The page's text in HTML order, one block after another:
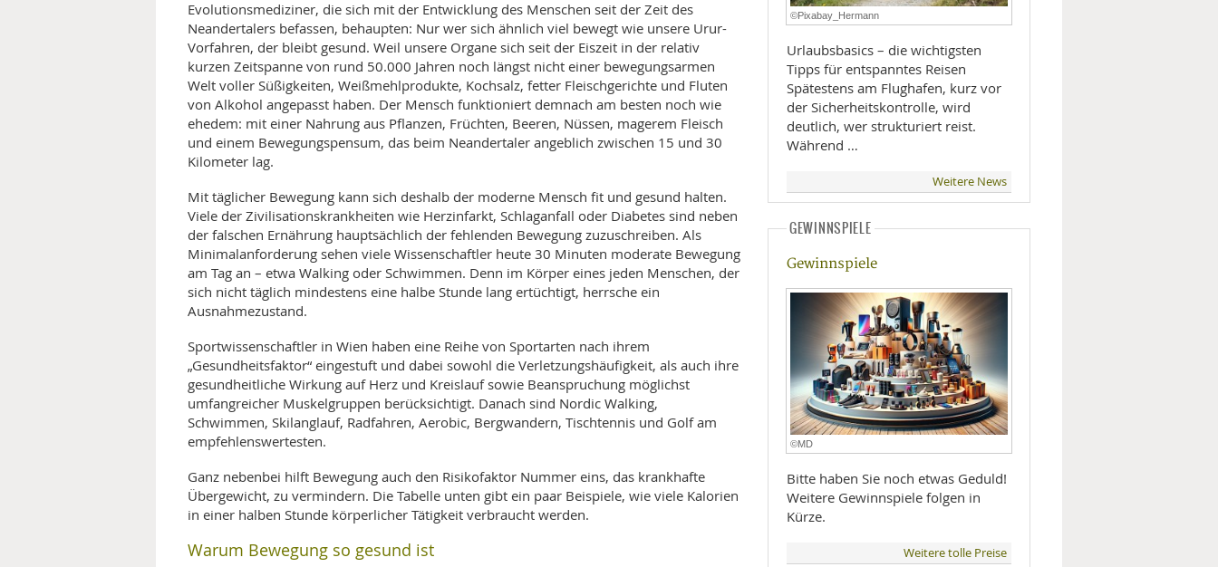
NATURHEILKUNDE
MEDIZINISCHE FACHBEGRIFFE
MUND UND ZÄHNE
PRÄVENTION UND ALTER
SYMPTOME UND DIAGNOSE
VITAMINE UND MINERALSTOFFE
WISSENSCHAFT UND FORSCHUNG
LIFESTYLE
MOBILITÄT
Evolutionsmediziner, die sich mit der Entwicklung des Menschen seit der Zeit des
Neandertalers befassen, behaupten: Nur wer sich ähnlich viel bewegt wie unsere Urur-
Vorfahren, der bleibt gesund. Weil unsere Organe sich seit der Eiszeit in der relativ
kurzen Zeitspanne von rund 50.000 Jahren noch längst nicht einer bewegungsarmen
Welt voller Süßigkeiten, Weißmehlprodukte, Kochsalz, fetter Fleischgerichte und Fluten
von Alkohol angepasst haben. Der Mensch funktioniert demnach am besten noch wie
ehedem: mit einer Nahrung aus Pflanzen, Früchten, Beeren, Nüssen, magerem Fleisch
und einem Bewegungspensum, das beim Neandertaler angeblich zwischen 15 und 30
Kilometer lag.
Mit täglicher Bewegung kann sich deshalb der moderne Mensch fit und gesund halten.
Viele der Zivilisationskrankheiten wie Herzinfarkt, Schlaganfall oder Diabetes sind neben
der falschen Ernährung hauptsächlich der fehlenden Bewegung zuzuschreiben. Als
Minimalanforderung sehen viele Wissenschaftler heute 30 Minuten moderate Bewegung
am Tag an – etwa Walking oder Schwimmen. Denn im Körper eines jeden Menschen, der
sich nicht täglich mindestens eine halbe Stunde lang ertüchtigt, herrsche ein
Ausnahmezustand.
Sportwissenschaftler in Wien haben eine Reihe von Sportarten nach ihrem
„Gesundheitsfaktor“ eingestuft und dabei sowohl die Verletzungshäufigkeit, als auch ihre
gesundheitliche Wirkung auf Herz und Kreislauf sowie Beanspruchung möglichst
umfangreicher Muskelgruppen berücksichtigt. Danach sind Nordic Walking,
Schwimmen, Skilanglauf, Radfahren, Aerobic, Bergwandern, Tischtennis und Golf am
empfehlenswertesten.
Ganz nebenbei hilft Bewegung auch den Risikofaktor Nummer eins, das krankhafte
Übergewicht, zu vermindern. Die Tabelle unten gibt ein paar Beispiele, wie viele Kalorien
in einer halben Stunde körperlicher Tätigkeit verbraucht werden.
Warum Bewegung so gesund ist
©Pixabay_Hermann
Urlaubsbasics – die wichtigsten
Tipps für entspanntes Reisen
Spätestens am Flughafen, kurz vor
der Sicherheitskontrolle, wird
deutlich, wer strukturiert reist.
Während …
Weitere News
GEWINNSPIELE
Gewinnspiele
©MD
Bitte haben Sie noch etwas Geduld!
Weitere Gewinnspiele folgen in
Kürze.
Weitere tolle Preise